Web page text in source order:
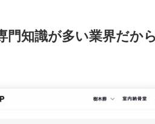
門知識が多い業界だか